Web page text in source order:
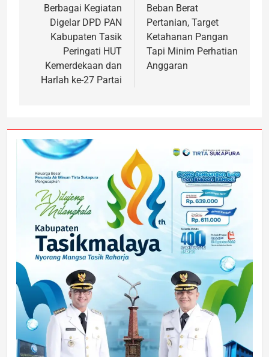
Berbagai Kegiatan
Digelar DPD PAN
Kabupaten Tasik
Peringati HUT
Kemerdekaan dan
Harlah ke-27 Partai
Beban Berat
Pertanian, Target
Ketahanan Pangan
Tapi Minim Perhatian
Anggaran